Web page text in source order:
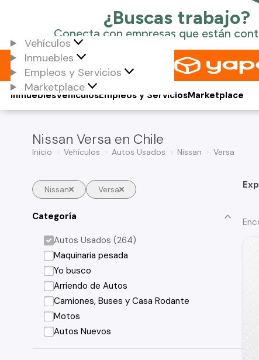
Vehículos
Inmuebles
Empleos y Servicios
Marketplace
Vehículos
Inmuebles Empleos y ServiciosMarketplace
Nissan Versa en Chile
Inicio Vehículos Autos Usados Nissan Versa
Nissan Versa
Categoría
Autos Usados (264)
Maquinaria pesada
Yo busco
Arriendo de Autos
Camiones, Buses y Casa Rodante
Motos
Autos Nuevos